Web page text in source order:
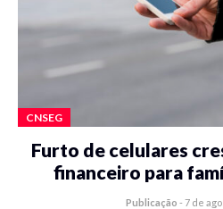
CNSEG
Furto de celulares
financeiro para
Publicação - 7 de